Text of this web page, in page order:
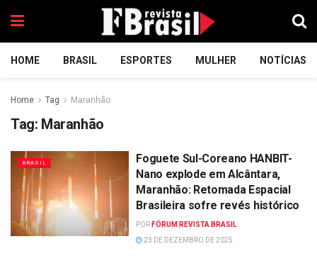
HOME BRASIL ESPORTES MULHER NOTÍCIAS
Home Tag Maranhão
Tag: Maranhão
BRASIL
Foguete Sul-Coreano HANBIT-
Nano explode em Alcântara,
Maranhão: Retomada Espacial
Brasileira sofre revés histórico
POR FÓRUM REVISTA BRASIL
23 DE DEZEMBRO DE 2025